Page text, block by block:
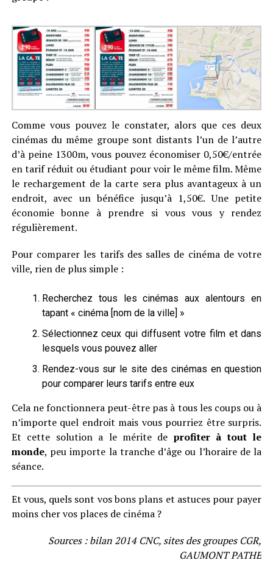
Comme vous pouvez le constater, alors que ces deux
cinémas du même groupe sont distants l’un de l’autre
d’à peine 1300m, vous pouvez économiser 0,50€/entrée
en tarif réduit ou étudiant pour voir le même film. Même
le rechargement de la carte sera plus avantageux à un
endroit, avec un bénéfice jusqu’à 1,50€. Une petite
économie bonne à prendre si vous vous y rendez
régulièrement.
Pour comparer les tarifs des salles de cinéma de votre
ville, rien de plus simple :
Recherchez tous les cinémas aux alentours en
tapant « cinéma [nom de la ville] »
Sélectionnez ceux qui diffusent votre film et dans
lesquels vous pouvez aller
Rendez-vous sur le site des cinémas en question
pour comparer leurs tarifs entre eux
Cela ne fonctionnera peut-être pas à tous les coups ou à
n’importe quel endroit mais vous pourriez être surpris.
Et cette solution a le mérite de profiter à tout le
monde, peu importe la tranche d’âge ou l’horaire de la
séance.
Et vous, quels sont vos bons plans et astuces pour payer
moins cher vos places de cinéma ?
Sources : bilan 2014 CNC, sites des groupes CGR,
GAUMONT PATHE